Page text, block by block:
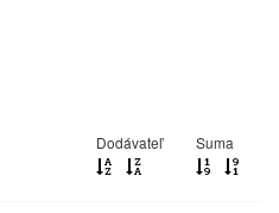
Dodávateľ Suma